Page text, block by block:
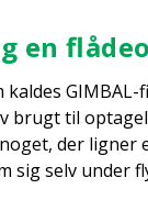
en
kal­des
brugt til
der lig­ner
sig selv under